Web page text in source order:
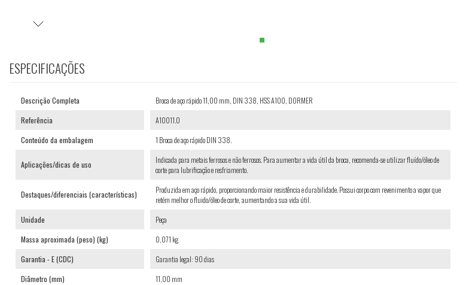
ESPECIFICAÇÕES
Descrição Completa
Broca de aço rápido 11,00 mm, DIN 338, HSS A100, DORMER
Referência
A10011.0
Conteúdo da embalagem
1 Broca de aço rápido DIN 338.
Aplicações/dicas de uso
Indicada para metais ferrosos e não ferrosos. Para aumentar a vida útil da broca, recomenda-se utilizar fluído/óleo de
corte para lubrificação e resfriamento.
Destaques/diferenciais (características)
Produzida em aço rápido, proporcionando maior resistência e durabilidade. Possui corpo com revenimento a vapor que
retém melhor o fluido/óleo de corte, aumentando a sua vida útil.
Unidade
Peça
Massa aproximada (peso) (kg)
0,071 kg
Garantia - E (CDC)
Garantia legal: 90 dias
Diâmetro (mm)
11,00 mm